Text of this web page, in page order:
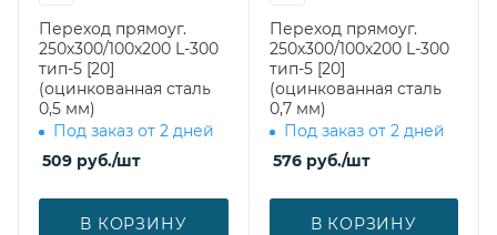
Переход прямоуг.
250х300/100х200 L-300
тип-5 [20]
(оцинкованная сталь
0,5 мм)
Под заказ от 2 дней
509 руб./шт
В КОРЗИНУ
Переход прямоуг.
250х300/100х200 L-300
тип-5 [20]
(оцинкованная сталь
0,7 мм)
Под заказ от 2 дней
576руб./шт
В КОРЗИНУ